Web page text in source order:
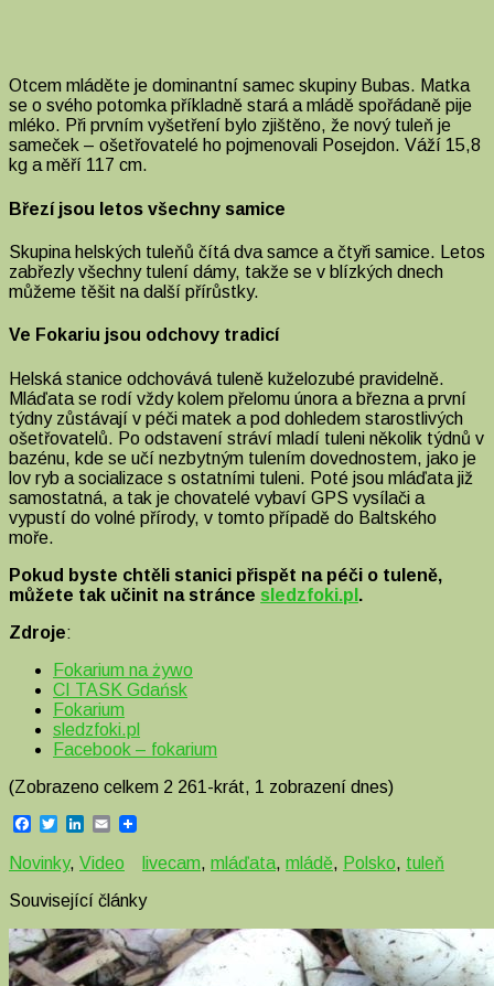
Otcem mláděte je dominantní samec skupiny Bubas. Matka
se o svého potomka příkladně stará a mládě spořádaně pije
mléko. Při prvním vyšetření bylo zjištěno, že nový tuleň je
sameček – ošetřovatelé ho pojmenovali Posejdon. Váží 15,8
kg a měří 117 cm.
Březí jsou letos všechny samice
Skupina helských tuleňů čítá dva samce a čtyři samice. Letos
zabřezly všechny tulení dámy, takže se v blízkých dnech
můžeme těšit na další přírůstky.
Ve Fokariu jsou odchovy tradicí
Helská stanice odchovává tuleně kuželozubé pravidelně.
Mláďata se rodí vždy kolem přelomu února a března a první
týdny zůstávají v péči matek a pod dohledem starostlivých
ošetřovatelů. Po odstavení stráví mladí tuleni několik týdnů v
bazénu, kde se učí nezbytným tulením dovednostem, jako je
lov ryb a socializace s ostatními tuleni. Poté jsou mláďata již
samostatná, a tak je chovatelé vybaví GPS vysílači a
vypustí do volné přírody, v tomto případě do Baltského
moře.
Pokud byste chtěli stanici přispět na péči o tuleně,
můžete tak učinit na stránce sledzfoki.pl .
Zdroje:
Fokarium na żywo
CI TASK Gdańsk
Fokarium
sledzfoki.pl
Facebook – fokarium
(Zobrazeno celkem 2 261-krát, 1 zobrazení dnes)
Facebook
TwitterLinkedIn
Email
Novinky, Video livecam, mláďata, mládě, Polsko, tuleň
Související články